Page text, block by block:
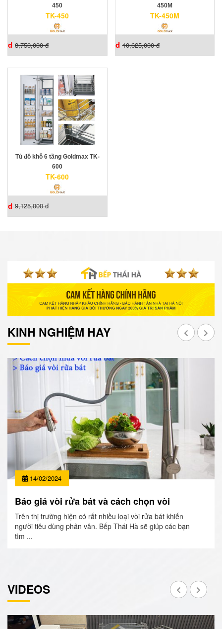
450
TK-450
đ 8,750,000 đ
450M
TK-450M
đ 10,625,000 đ
Tủ đồ khô 6 tầng Goldmax TK-
600
TK-600
đ 9,125,000 đ
KINH NGHIỆM HAY
14/02/2024
Báo giá vòi rửa bát và cách chọn vòi
Trên thị trường hiện có rất nhiều loại vòi rửa bát khiến
người tiêu dùng phân vân. Bếp Thái Hà sẽ giúp các bạn
tìm ...
VIDEOS